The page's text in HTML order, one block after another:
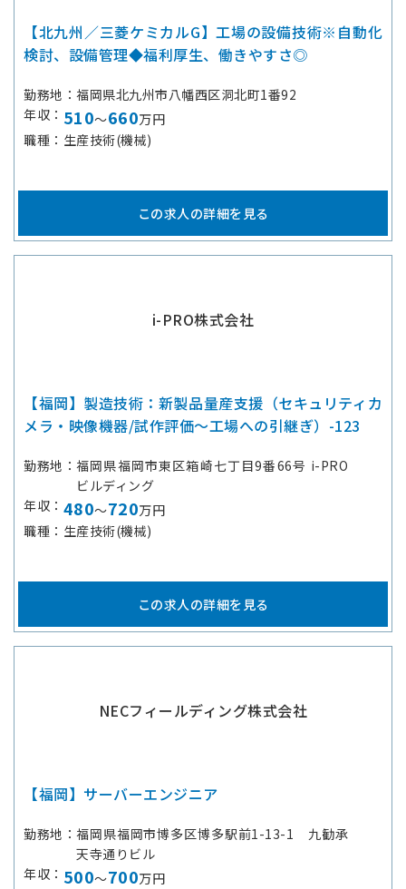
【北九州／三菱ケミカルG】工場の設備技術※自動化
検討、設備管理◆福利厚生、働きやすさ◎
勤務地
福岡県北九州市八幡西区洞北町1番92
年収
510～660万円
職種
生産技術(機械)
この求人の詳細を見る
i-PRO株式会社
【福岡】製造技術：新製品量産支援（セキュリティカ
メラ・映像機器/試作評価～工場への引継ぎ）-123
勤務地
福岡県福岡市東区箱崎七丁目9番66号 i-PRO
ビルディング
年収
480～720万円
職種
生産技術(機械)
この求人の詳細を見る
NECフィールディング株式会社
【福岡】サーバーエンジニア
勤務地
福岡県福岡市博多区博多駅前1-13-1 九勧承
天寺通りビル
年収
500～700万円